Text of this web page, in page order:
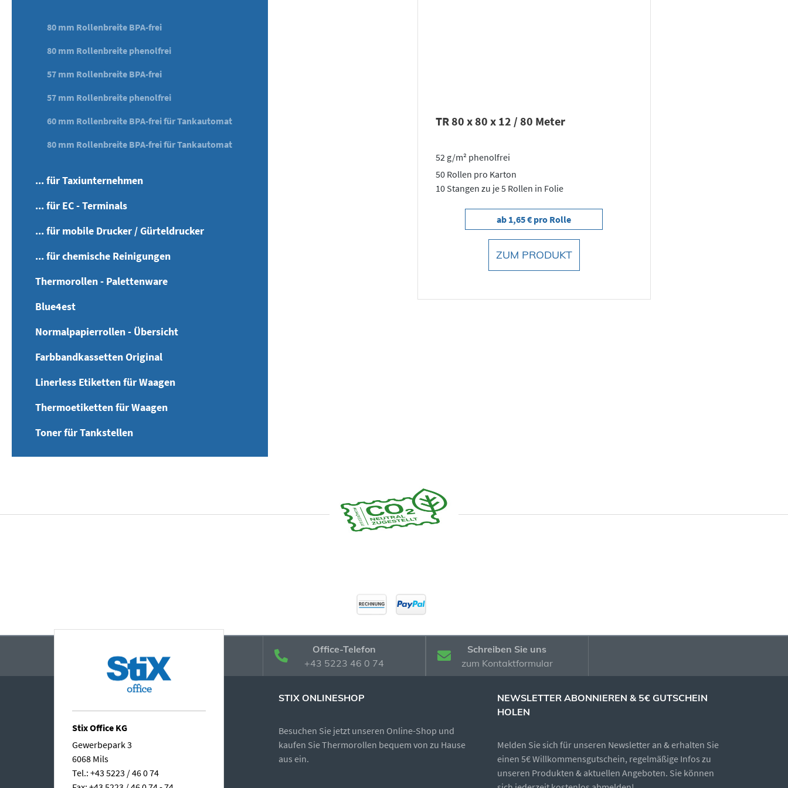
80 mm Rollenbreite BPA-frei
80 mm Rollenbreite phenolfrei
57 mm Rollenbreite BPA-frei
57 mm Rollenbreite phenolfrei
60 mm Rollenbreite BPA-frei für Tankautomat
80 mm Rollenbreite BPA-frei für Tankautomat
... für Taxiunternehmen
... für EC - Terminals
... für mobile Drucker / Gürteldrucker
... für chemische Reinigungen
Thermorollen - Palettenware
Blue4est
Normalpapierrollen - Übersicht
Farbbandkassetten Original
Linerless Etiketten für Waagen
Thermoetiketten für Waagen
Toner für Tankstellen
TR 80 x 80 x 12 / 80 Meter
52 g/m² phenolfrei
50 Rollen pro Karton
10 Stangen zu je 5 Rollen in Folie
ab 1,65 € pro Rolle
ZUM PRODUKT
Office-Telefon
+43 5223 46 0 74
Schreiben Sie uns
zum Kontaktformular
Stix Office KG
Gewerbepark 3
6068 Mils
Tel.: +43 5223 / 46 0 74
STIX ONLINESHOP
Besuchen Sie jetzt unseren Online-Shop und
kaufen Sie Thermorollen bequem von zu Hause
aus ein.
NEWSLETTER ABONNIEREN & 5€ GUTSCHEIN
HOLEN
Melden Sie sich für unseren Newsletter an & erhalten Sie
einen 5€ Willkommensgutschein, regelmäßige Infos zu
unseren Produkten & aktuellen Angeboten. Sie können